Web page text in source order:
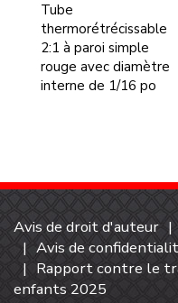
Tube
thermorétrécissable
2:1 à paroi simple
rouge avec diamètre
interne de 1/16 po
Avis de droit d'auteur
Avis de
Rapport contre le
enfants 2025